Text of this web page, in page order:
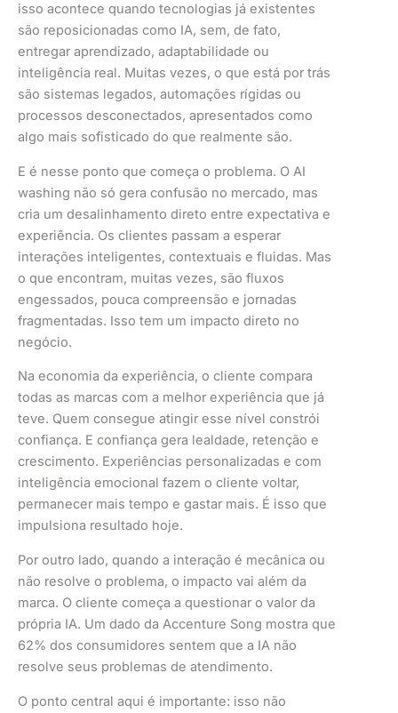
isso acontece quando tecnologias já existentes
são reposicionadas como IA, sem, de fato,
entregar aprendizado, adaptabilidade ou
inteligência real. Muitas vezes, o que está por trás
são sistemas legados, automações rígidas ou
processos desconectados, apresentados como
algo mais sofisticado do que realmente são.
E é nesse ponto que começa o problema. O AI
washing não só gera confusão no mercado, mas
cria um desalinhamento direto entre expectativa e
experiência. Os clientes passam a esperar
interações inteligentes, contextuais e fluidas. Mas
o que encontram, muitas vezes, são fluxos
engessados, pouca compreensão e jornadas
fragmentadas. Isso tem um impacto direto no
negócio.
Na economia da experiência, o cliente compara
todas as marcas com a melhor experiência que já
teve. Quem consegue atingir esse nível constrói
confiança. E confiança gera lealdade, retenção e
crescimento. Experiências personalizadas e com
inteligência emocional fazem o cliente voltar,
permanecer mais tempo e gastar mais. É isso que
impulsiona resultado hoje.
Por outro lado, quando a interação é mecânica ou
não resolve o problema, o impacto vai além da
marca. O cliente começa a questionar o valor da
própria IA. Um dado da Accenture Song mostra que
62% dos consumidores sentem que a IA não
resolve seus problemas de atendimento.
O ponto central aqui é importante: isso não